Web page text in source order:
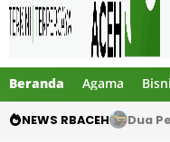
Beranda Agama
NEWS RBACEH